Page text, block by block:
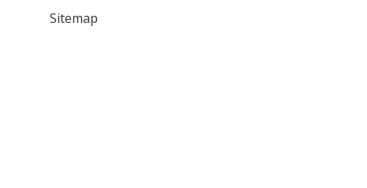
Sitemap